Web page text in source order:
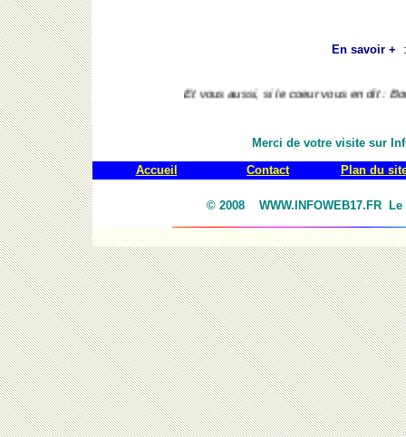
En savoir +
Et vous aussi, si le coeur vous en dit : Bon voyage
Merci de votre visite sur
Accueil
Contact Plan du
© 2008 WWW.INFOWEB17.FR